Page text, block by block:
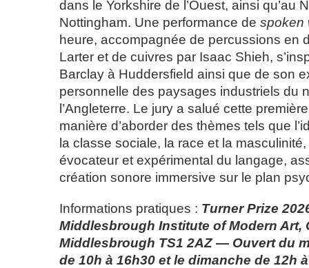
dans le Yorkshire de l’Ouest, ainsi qu’au
Nottingham. Une performance de spoken
heure, accompagnée de percussions en
Larter et de cuivres par Isaac Shieh,
Barclay à Huddersfield ainsi que de son
personnelle des paysages industriels du
l’Angleterre. Le jury a salué cette
manière d’aborder des thèmes tels que
la classe sociale, la race et la
évocateur et expérimental du langage,
création sonore immersive sur le plan
Informations pratiques : Turner Prize
Middlesbrough Institute of Modern Art,
Middlesbrough TS1 2AZ — Ouvert du
de 10h à 16h30 et le dimanche de 12h